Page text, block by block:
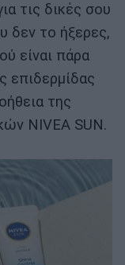
τις δικές σου
δεν το ήξερες,
είναι πάρα
επιδερμίδας
της
NIVEA SUN.